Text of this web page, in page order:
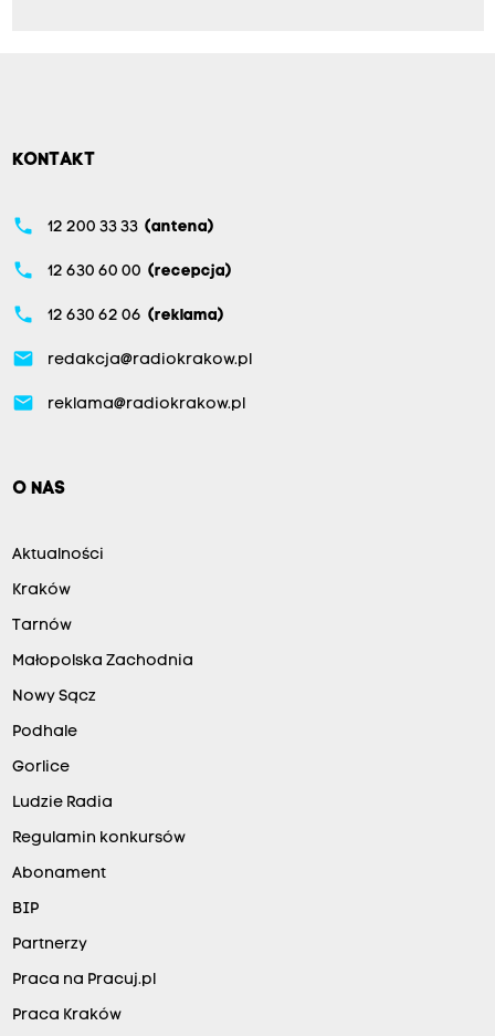
KONTAKT
phone 12 200 33 33 (antena)
phone 12 630 60 00 (recepcja)
phone 12 630 62 06 (reklama)
email redakcja@radiokrakow.pl
email reklama@radiokrakow.pl
O NAS
Aktualności
Kraków
Tarnów
Małopolska Zachodnia
Nowy Sącz
Podhale
Gorlice
Ludzie Radia
Regulamin konkursów
Abonament
BIP
Partnerzy
Praca na Pracuj.pl
Praca Kraków